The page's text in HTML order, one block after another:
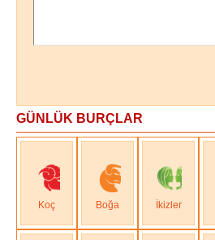
GÜNLÜK BURÇLAR
Koç Boğa İkizler